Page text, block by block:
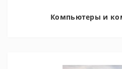
Компьютеры и